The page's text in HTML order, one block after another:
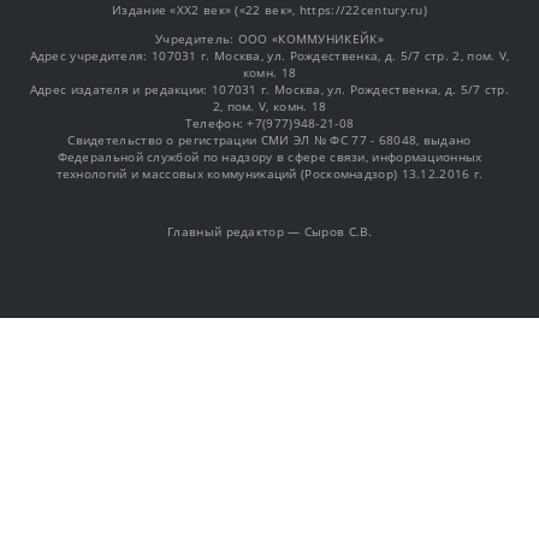
Издание «XX2 век» («22 век», https://22century.ru)
Учредитель: OOO «КОММУНИКЕЙК»
Адрес учредителя: 107031 г. Москва, ул. Рождественка, д. 5/7 стр. 2, пом. V,
комн. 18
Адрес издателя и редакции: 107031 г. Москва, ул. Рождественка, д. 5/7 стр.
2, пом. V, комн. 18
Телефон: +7(977)948-21-08
Свидетельство о регистрации СМИ ЭЛ № ФС 77 - 68048, выдано
Федеральной службой по надзору в сфере связи, информационных
технологий и массовых коммуникаций (Роскомнадзор) 13.12.2016 г.
Главный редактор — Сыров С.В.